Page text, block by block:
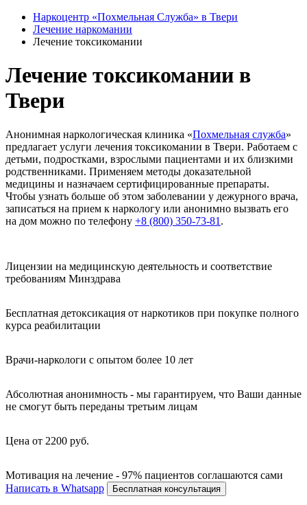
Наркоцентр «Похмельная Служба» в Твери
Лечение наркомании
Лечение токсикомании
Лечение токсикомании в
Твери
Анонимная наркологическая клиника «Похмельная служба»
предлагает услуги лечения токсикомании в Твери. Работаем с
детьми, подростками, взрослыми пациентами и их близкими
родственниками. Применяем методы доказательной
медицины и назначаем сертифицированные препараты.
Чтобы узнать больше об этом заболевании у дежурного врача,
записаться на прием к наркологу или анонимно вызвать его
на дом можно по телефону +8 (800) 350-73-81 .
Лицензии на медицинскую деятельность и соответствие
требованиям Минздрава
Бесплатная детоксикация от наркотиков при покупке полного
курса реабилитации
Врачи-наркологи с опытом более 10 лет
Абсолютная анонимность - мы гарантируем, что Ваши данные
не смогут быть переданы третьим лицам
Цена от 2200 руб.
Мотивация на лечение - 97% пациентов соглашаются сами
Написать в Whatsapp
Бесплатная консультация